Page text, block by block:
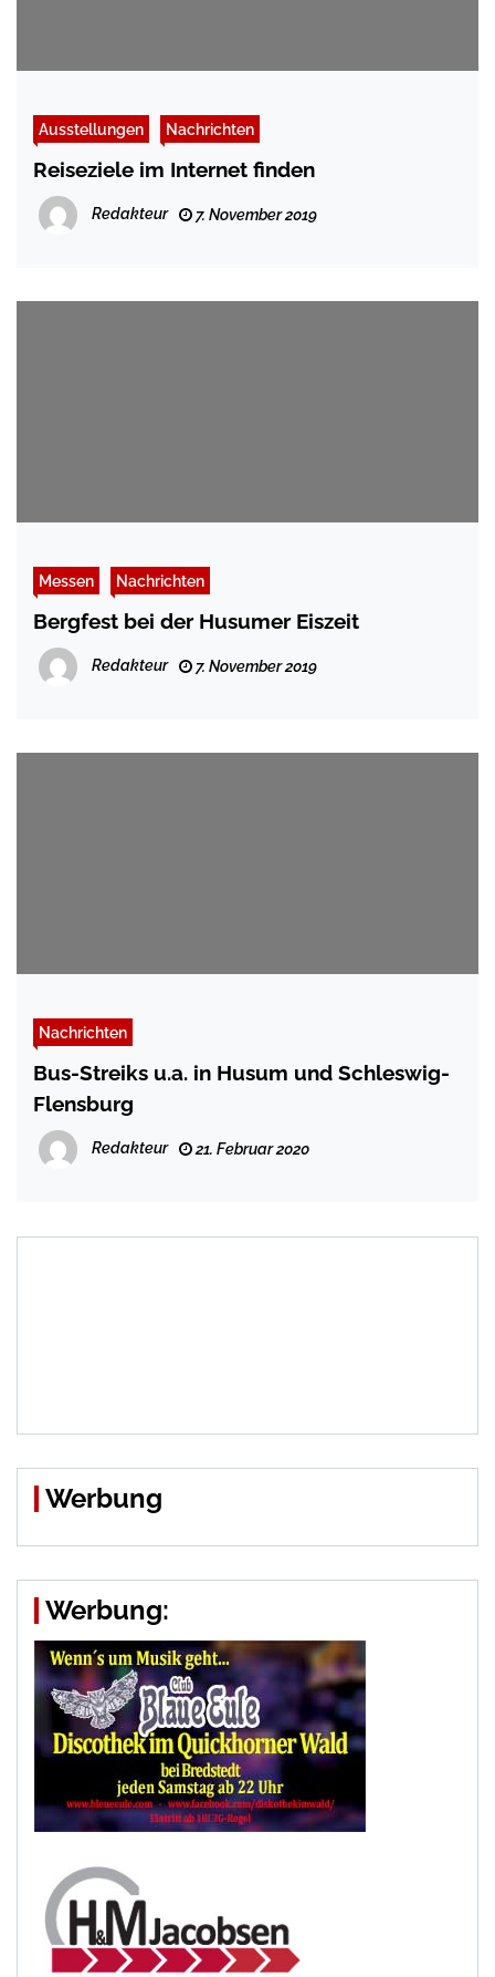
Ausstellungen Nachrichten
Reiseziele im Internet finden
Redakteur 7. November 2019
Messen Nachrichten
Bergfest bei der Husumer Eiszeit
Redakteur 7. November 2019
Nachrichten
Bus-Streiks u.a. in Husum und Schleswig-
Flensburg
Redakteur 21. Februar 2020
Werbung
Werbung: